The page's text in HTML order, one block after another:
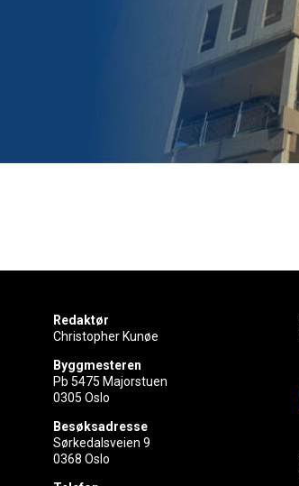
Redaktør
Christopher Kunøe
Byggmesteren
Pb 5475 Majorstuen
0305 Oslo
Besøksadresse
Sørkedalsveien 9
0368 Oslo